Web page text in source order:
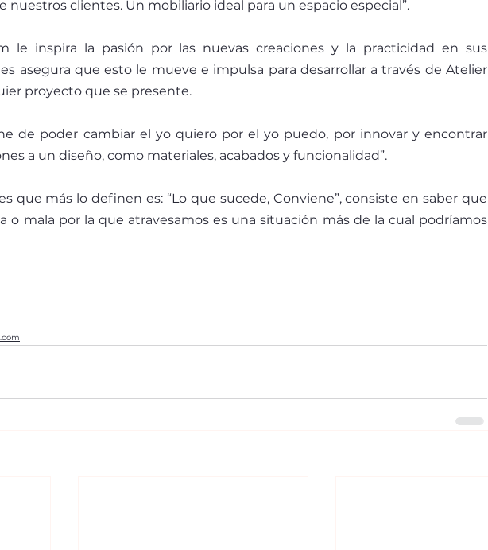
nuestros clientes. Un mobiliario ideal para un espacio especial”.
le inspira la pasión por las nuevas creaciones y la practicidad en sus
asegura que esto le mueve e impulsa para desarrollar a través de Atelier
proyecto que se presente.
de poder cambiar el yo quiero por el yo puedo, por innovar y encontrar
a un diseño, como materiales, acabados y funcionalidad”.
que más lo definen es: “Lo que sucede, Conviene”, consiste en saber que
o mala por la que atravesamos es una situación más de la cual podríamos